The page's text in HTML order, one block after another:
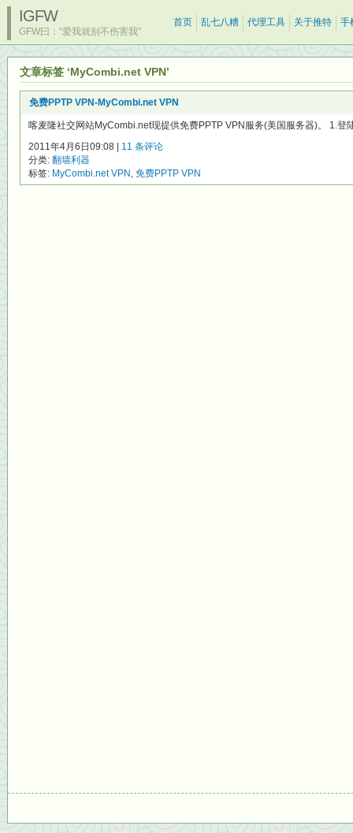
IGFW
GFW曰：“爱我就别不伤害我”
首页 乱七八糟 代理工具 关于推特 手
文章标签 ‘MyCombi.net VPN’
免费PPTP VPN-MyCombi.net VPN
喀麦隆社交网站MyCombi.net现提供免费PPTP VPN服务(美国服务器)。 1.登
2011年4月6日09:08 | 11 条评论
分类: 翻墙利器
标签: MyCombi.net VPN , 免费PPTP VPN